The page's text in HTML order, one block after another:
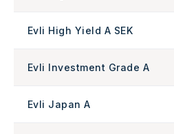
Evli High Yield A SEK
Evli Investment Grade A
Evli Japan A